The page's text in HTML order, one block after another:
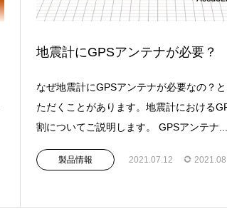
地震計にGPSアンテナが必要？
なぜ地震計にGPSアンテナが必要なの？
ただくことがあります。地震計における
割についてご説明します。 GPSアンテナ...
製品情報 2021.07.12